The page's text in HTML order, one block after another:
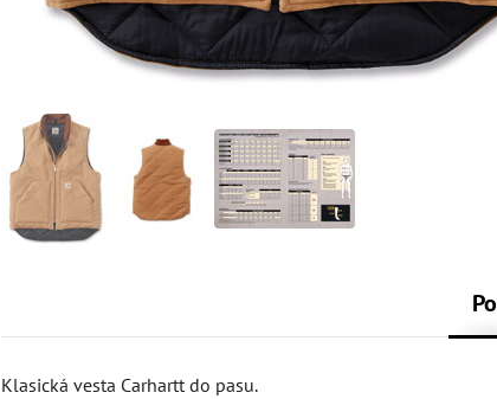
Klasická vesta Carhartt do pasu.